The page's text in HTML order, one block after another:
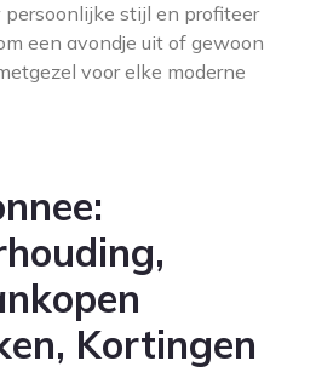
stijl en profiteer
een avondje uit of gewoon
voor elke moderne
Kortingen